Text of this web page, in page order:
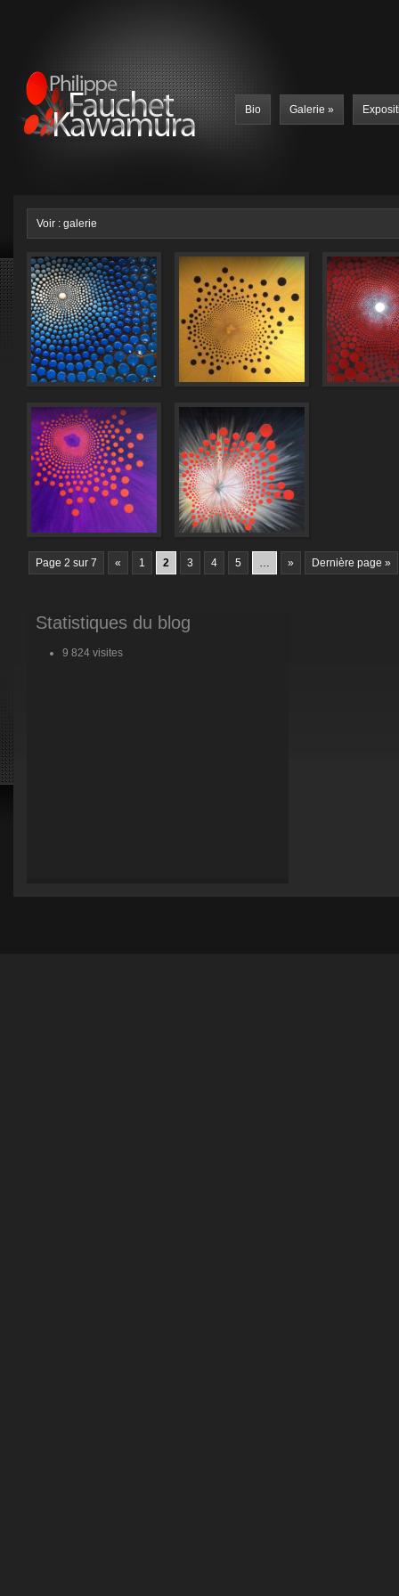
Bio Galerie »
Voir : galerie
Page 2 sur 7 « 1 2 3 4 5 … » Dernière page »
Statistiques du blog
9 824 visites